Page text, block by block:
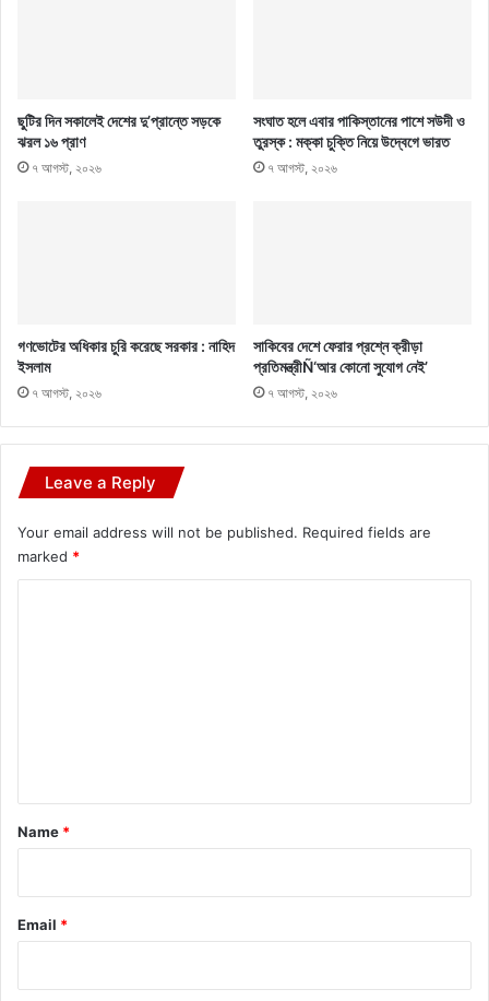
ছুটির দিন সকালেই দেশের দু’প্রান্তে সড়কে
ঝরল ১৬ প্রাণ
৭ আগস্ট, ২০২৬
সংঘাত হলে এবার পাকিস্তানের পাশে সউদী ও
তুরস্ক : মক্কা চুক্তি নিয়ে উদ্বেগে ভারত
৭ আগস্ট, ২০২৬
গণভোটের অধিকার চুরি করেছে সরকার : নাহিদ
ইসলাম
৭ আগস্ট, ২০২৬
সাকিবের দেশে ফেরার প্রশ্নে ক্রীড়া
প্রতিমন্ত্রীÑ‘আর কোনো সুযোগ নেই’
৭ আগস্ট, ২০২৬
Leave a Reply
Your email address will not be published. Required fields are
marked *
*
Name *
Email *